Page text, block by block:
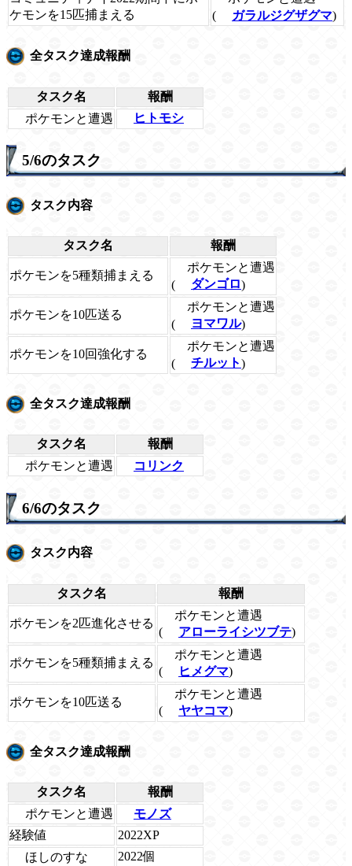
ケモンを15匹捕まえる
(
ガラルジグザグマ)
全タスク達成報酬
タスク名
報酬
ポケモンと遭遇
ヒトモシ
5/6のタスク
タスク内容
タスク名 報酬
ポケモンを5種類捕まえる
ポケモンと遭遇
(
ダンゴロ)
ポケモンを10匹送る
ポケモンと遭遇
(
ヨマワル)
ポケモンを10回強化する
ポケモンと遭遇
(
チルット)
全タスク達成報酬
タスク名
報酬
ポケモンと遭遇
コリンク
6/6のタスク
タスク内容
タスク名 報酬
ポケモンを2匹進化させる
ポケモンと遭遇
(
アローライシツブテ)
ポケモンを5種類捕まえる
ポケモンと遭遇
(
ヒメグマ)
ポケモンを10匹送る
ポケモンと遭遇
(
ヤヤコマ)
全タスク達成報酬
タスク名
報酬
ポケモンと遭遇
モノズ
経験値
2022XP
ほしのすな
2022個